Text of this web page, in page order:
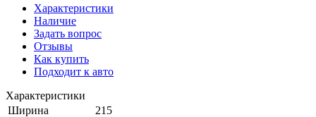
Характеристики
Наличие
Задать вопрос
Отзывы
Как купить
Подходит к авто
Характеристики
Ширина
215